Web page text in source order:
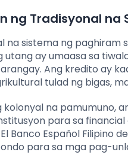
ng Tradisyonal na
na sistema ng paghiram
utang ay umaasa sa
Ang kredito ay
tulad ng bigas,
kolonyal na pamumuno,
para sa
Banco Español Filipino
para sa mga pag-